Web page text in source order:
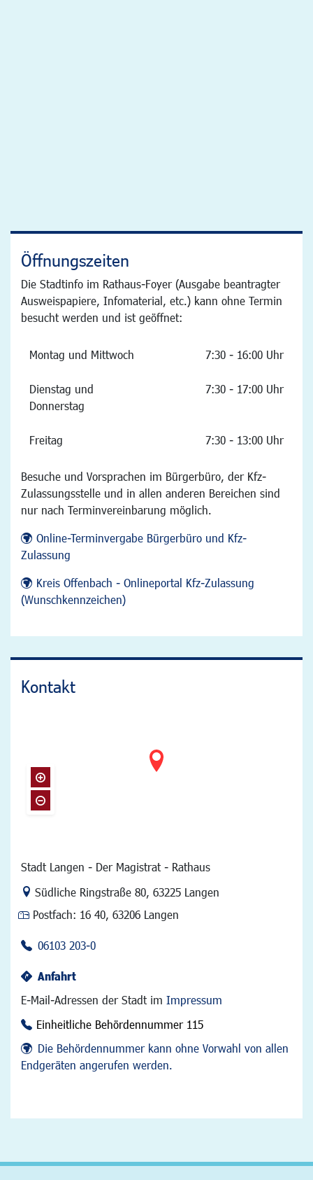
Öffnungszeiten
Die Stadtinfo im Rathaus-Foyer (Ausgabe beantragter
Ausweispapiere, Infomaterial, etc.) kann ohne Termin
besucht werden und ist geöffnet:
Montag und Mittwoch 7:30 - 16:00 Uhr
Dienstag und
Donnerstag
7:30 - 17:00 Uhr
Freitag 7:30 - 13:00 Uhr
Besuche und Vorsprachen im Bürgerbüro, der Kfz-
Zulassungsstelle und in allen anderen Bereichen sind
nur nach Terminvereinbarung möglich.
Online-Terminvergabe Bürgerbüro und Kfz-
Zulassung
Kreis Offenbach - Onlineportal Kfz-Zulassung
(Wunschkennzeichen)
Kontakt
Stadt Langen - Der Magistrat - Rathaus
Link zur Google-Maps Navigation
Südliche Ringstraße 80, 63225 Langen
Postfach: 16 40, 63206 Langen
06103 203-0
Anfahrt
E-Mail-Adressen der Stadt im Impressum
Einheitliche Behördennummer 115
Die Behördennummer kann ohne Vorwahl von allen
Endgeräten angerufen werden.